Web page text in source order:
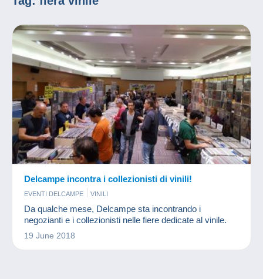
Delcampe incontra i collezionisti di vinili!
EVENTI DELCAMPE VINILI
Da qualche mese, Delcampe sta incontrando i
negozianti e i collezionisti nelle fiere dedicate al vinile.
19 June 2018